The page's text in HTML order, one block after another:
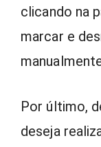
clicando na
marcar e
Por último,
deseja